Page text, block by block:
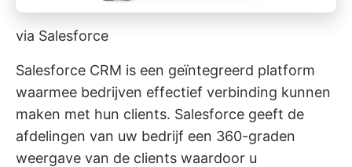
via Salesforce
Salesforce CRM is een geïntegreerd platform
waarmee bedrijven effectief verbinding kunnen
maken met hun clients. Salesforce geeft de
afdelingen van uw bedrijf een 360-graden
weergave van de clients waardoor u